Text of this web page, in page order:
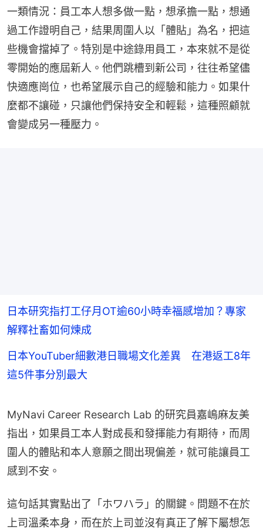
一類情況：員工本人想多做一點，想承擔一點，想通
過工作證明自己，結果周圍人以「體貼」為名，把這
些機會擋掉了。特別是中途錄用員工，本來就不是從
零開始的應屆新人。他們跳槽到新公司，往往希望儘
快適應崗位，也希望展示自己的經驗和能力。如果什
麼都不讓碰，只讓他們保持安全和輕鬆，這種照顧就
會變成另一種壓力。
日本研究指打工仔月OT逾60小時幸福感增加？專家
解釋社畜如何煉成
日本YouTuber細數港日職場文化差異 在港返工8年
這5件事分別最大
MyNavi Career Research Lab 的研究員嘉嶋麻友美
指出，如果員工本人對成長和發揮能力有期待，而周
圍人的體貼和本人意願之間出現偏差，就可能讓員工
感到不安。
這句話其實點出了「ホワハラ」的關鍵。問題不在於
上司溫柔本身，而在於上司並沒有真正了解下屬想怎